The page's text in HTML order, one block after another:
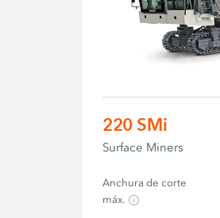
220 SMi
Surface Miners
Anchura de corte
máx.